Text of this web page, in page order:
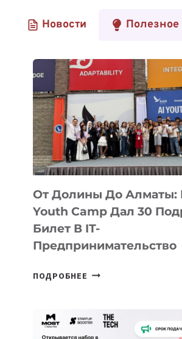
Новости Полезное
От Долины До Алматы:
Youth Camp Дал 30
Билет В IT-
Предпринимательство
ПОДРОБНЕЕ ОТ
АЛМАТЫ:
КАК